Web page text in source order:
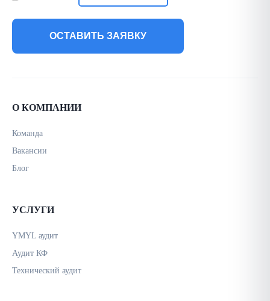
ОСТАВИТЬ ЗАЯВКУ
О КОМПАНИИ
Команда
Вакансии
Блог
УСЛУГИ
YMYL аудит
Аудит КФ
Технический аудит